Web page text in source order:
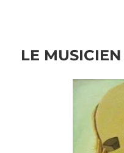
LE